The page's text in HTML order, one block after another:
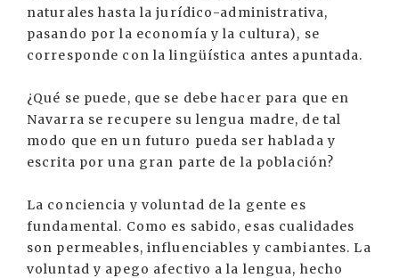
naturales hasta la jurídico-administrativa,
pasando por la economía y la cultura), se
corresponde con la lingüística antes apuntada.
¿Qué se puede, que se debe hacer para que en
Navarra se recupere su lengua madre, de tal
modo que en un futuro pueda ser hablada y
escrita por una gran parte de la población?
La conciencia y voluntad de la gente es
fundamental. Como es sabido, esas cualidades
son permeables, influenciables y cambiantes. La
voluntad y apego afectivo a la lengua, hecho